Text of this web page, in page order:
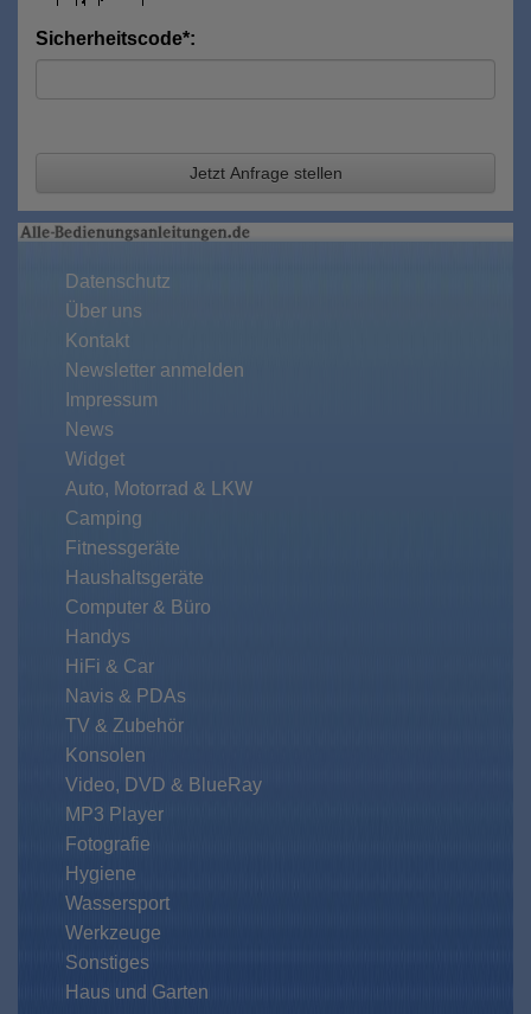
Sicherheitscode*:
Jetzt Anfrage stellen
Datenschutz
Über uns
Kontakt
Newsletter anmelden
Impressum
News
Widget
Auto, Motorrad & LKW
Camping
Fitnessgeräte
Haushaltsgeräte
Computer & Büro
Handys
HiFi & Car
Navis & PDAs
TV & Zubehör
Konsolen
Video, DVD & BlueRay
MP3 Player
Fotografie
Hygiene
Wassersport
Werkzeuge
Sonstiges
Haus und Garten